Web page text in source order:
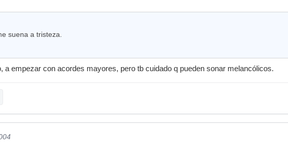
suena a tristeza.
a empezar con acordes mayores, pero tb cuidado q pueden sonar melancólicos.